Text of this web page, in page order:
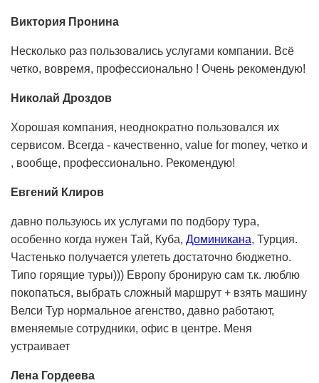
Виктория Пронина
Несколько раз пользовались услугами компании. Всё
четко, вовремя, профессионально ! Очень рекомендую!
Николай Дроздов
Хорошая компания, неоднократно пользовался их
сервисом. Всегда - качественно, value for money, четко и
, вообще, профессионально. Рекомендую!
Евгений Клиров
давно пользуюсь их услугами по подбору тура,
особенно когда нужен Тай, Куба, Доминикана, Турция.
Частенько получается улететь достаточно бюджетно.
Типо горящие туры))) Европу бронирую сам т.к. люблю
покопаться, выбрать сложный маршрут + взять машину
Велси Тур нормальное агенство, давно работают,
вменяемые сотрудники, офис в центре. Меня
устраивает
Лена Гордеева